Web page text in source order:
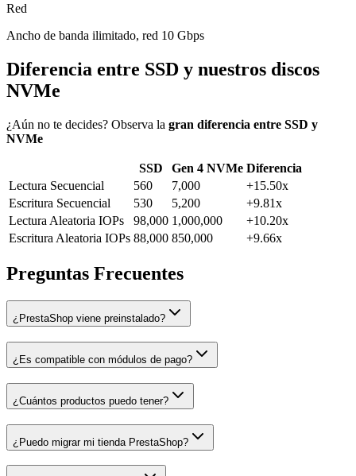
Red
Ancho de banda ilimitado, red 10 Gbps
Diferencia entre SSD y nuestros discos
NVMe
¿Aún no te decides? Observa la gran diferencia entre SSD y
NVMe
SSD Gen 4 NVMe Diferencia
Lectura Secuencial
560 7,000
+15.50x
Escritura Secuencial
530 5,200
+9.81x
Lectura Aleatoria IOPs
98,000 1,000,000
+10.20x
Escritura Aleatoria IOPs 88,000 850,000 +9.66x
Preguntas Frecuentes
¿PrestaShop viene preinstalado?
¿Es compatible con módulos de pago?
¿Cuántos productos puedo tener?
¿Puedo migrar mi tienda PrestaShop?